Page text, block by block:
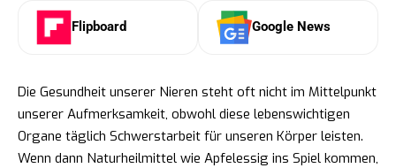
Flipboard Google News
Die Gesundheit unserer Nieren steht oft nicht im Mittelpunkt
unserer Aufmerksamkeit, obwohl diese lebenswichtigen
Organe täglich Schwerstarbeit für unseren Körper leisten.
Wenn dann Naturheilmittel wie Apfelessig ins Spiel kommen,